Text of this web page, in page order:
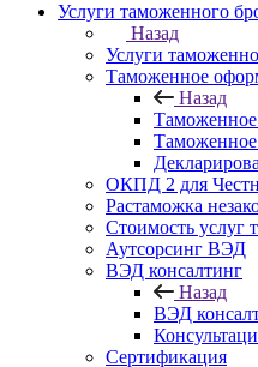
Услуги таможенного
Назад
Услуги
Таможенное
Назад
ОКПД 2 для
Растаможка
Стоимость услуг
Аутсорсинг ВЭД
ВЭД консалтинг
Назад
ВЭД
Сертификация